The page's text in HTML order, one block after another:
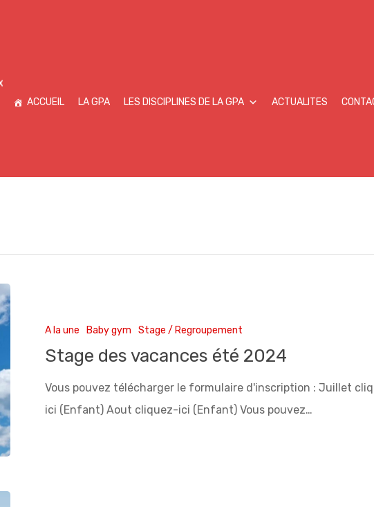
ACCUEIL LA GPA LES DISCIPLINES DE LA GPA ACTUALITES
A la une Baby gym Stage / Regroupement
Stage des vacances été 2024
Vous pouvez télécharger le formulaire d'inscription : Juillet
ici (Enfant) Aout cliquez-ici (Enfant) Vous pouvez…